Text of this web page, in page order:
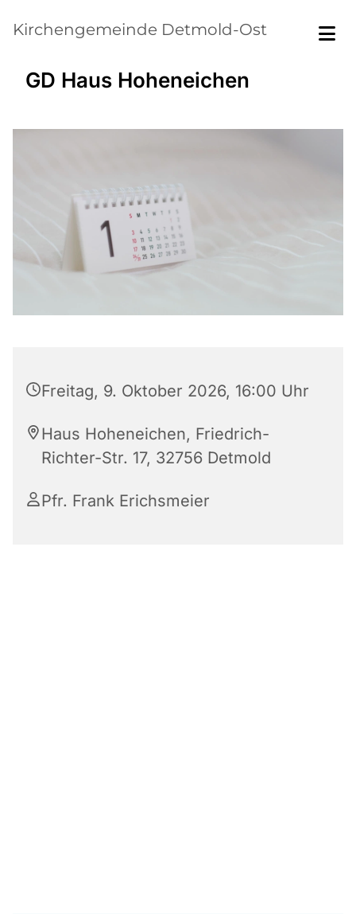
Kirchengemeinde Detmold-Ost
GD Haus Hoheneichen
Freitag, 9. Oktober 2026, 16:00 Uhr
Haus Hoheneichen, Friedrich-
Richter-Str. 17, 32756 Detmold
Pfr. Frank Erichsmeier